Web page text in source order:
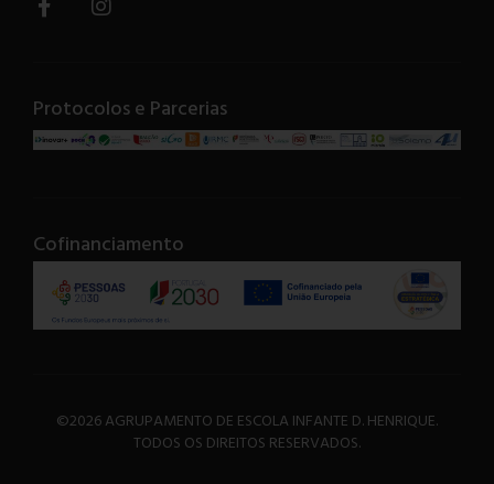
Protocolos e Parcerias
Cofinanciamento
©2026 AGRUPAMENTO DE ESCOLA INFANTE D. HENRIQUE.
TODOS OS DIREITOS RESERVADOS.